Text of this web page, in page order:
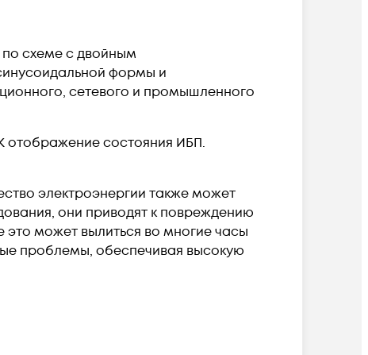
по схеме с двойным
формы и
сетевого и промышленного
отображение состояния ИБП.
электроэнергии также может
они приводят к повреждению
может вылиться во многие часы
проблемы, обеспечивая высокую